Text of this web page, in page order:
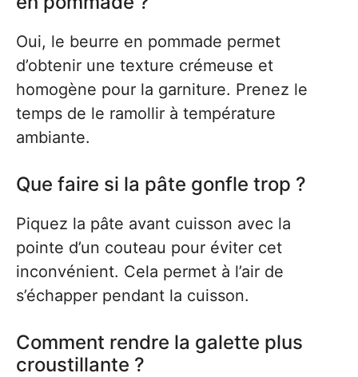
Oui, le beurre en pommade permet
d’obtenir une texture crémeuse et
homogène pour la garniture. Prenez le
temps de le ramollir à température
ambiante.
Que faire si la pâte gonfle trop ?
Piquez la pâte avant cuisson avec la
pointe d’un couteau pour éviter cet
inconvénient. Cela permet à l’air de
s’échapper pendant la cuisson.
Comment rendre la galette plus
croustillante ?